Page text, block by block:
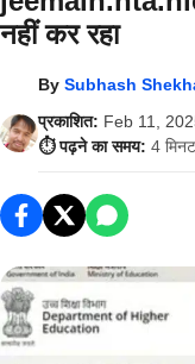
नहीं कर रहा
BySubhash
प्रकाशित: Feb 11,
⏱️ पढ़ने का समय: 4 मिनट